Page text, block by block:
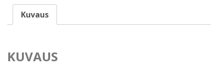
Kuvaus
KUVAUS